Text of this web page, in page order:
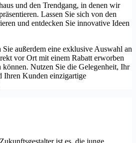
und den Trendgang, in denen wir
Lassen Sie sich von den
und entdecken Sie innovative Ideen
außerdem eine exklusive Auswahl an
vor Ort mit einem Rabatt erworben
Nutzen Sie die Gelegenheit, Ihr
Ihren Kunden einzigartige
ist es, die junge